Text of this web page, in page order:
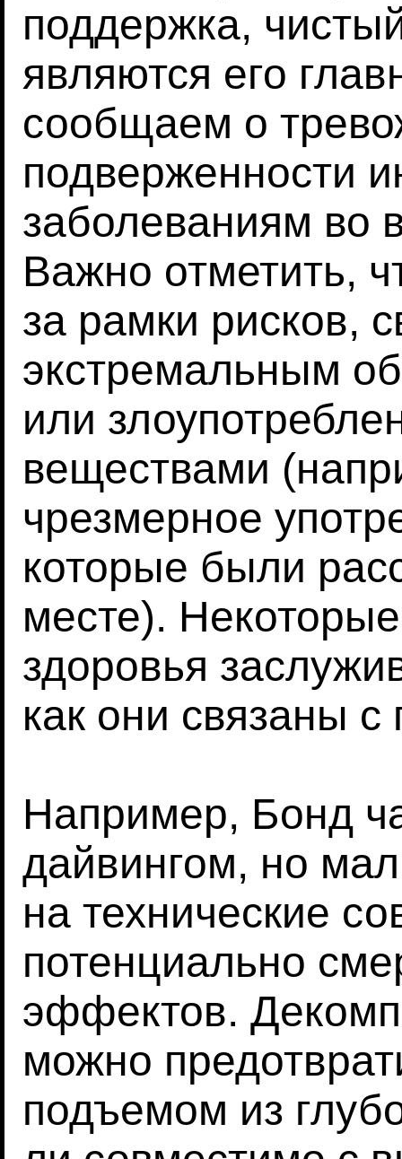
поддержка,
являются его
сообщаем о
подверженности
заболеваниям во
Важно отметить,
за рамки рисков,
экстремальным
или
веществами
чрезмерное
которые были
месте).
здоровья
как они связаны
Например, Бонд
дайвингом, но
на технические
потенциально
эффектов.
можно
подъемом из